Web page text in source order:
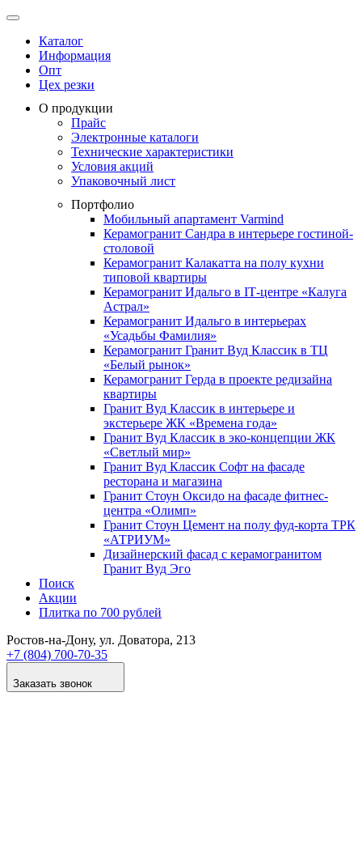
Каталог
Информация
Опт
Цех резки
О продукции
Прайс
Электронные каталоги
Технические характеристики
Условия акций
Упаковочный лист
Портфолио
Мобильный апартамент Varmind
Керамогранит Сандра в интерьере гостиной-
столовой
Керамогранит Калакатта на полу кухни
типовой квартиры
Керамогранит Идальго в IТ-центре «Калуга
Астрал»
Керамогранит Идальго в интерьерах
«Усадьбы Фамилия»
Керамогранит Гранит Вуд Классик в ТЦ
«Белый рынок»
Керамогранит Герда в проекте редизайна
квартиры
Гранит Вуд Классик в интерьере и
экстерьере ЖК «Времена года»
Гранит Вуд Классик в эко-концепции ЖК
«Светлый мир»
Гранит Вуд Классик Софт на фасаде
ресторана и магазина
Гранит Стоун Оксидо на фасаде фитнес-
центра «Олимп»
Гранит Стоун Цемент на полу фуд-корта ТРК
«АТРИУМ»
Дизайнер­ский фасад с керамогранитом
Гранит Вуд Эго
Поиск
Акции
Плитка по 700 рублей
Ростов-на-Дону, ул. Доватора, 213
+7 (804) 700-70-35
Заказать звонок